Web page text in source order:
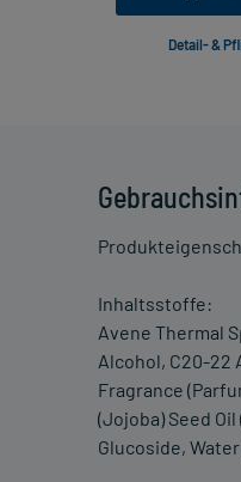
Inhaltsstoffe:
Avene Thermal
Alcohol, C20-22
Fragrance
(Jojoba) Seed
Glucoside, Water
Detail- &